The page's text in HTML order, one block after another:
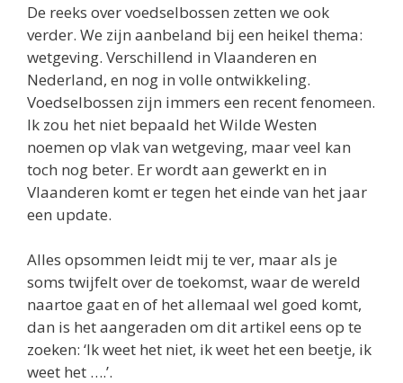
De reeks over voedselbossen zetten we ook
verder. We zijn aanbeland bij een heikel thema:
wetgeving. Verschillend in Vlaanderen en
Nederland, en nog in volle ontwikkeling.
Voedselbossen zijn immers een recent fenomeen.
Ik zou het niet bepaald het Wilde Westen
noemen op vlak van wetgeving, maar veel kan
toch nog beter. Er wordt aan gewerkt en in
Vlaanderen komt er tegen het einde van het jaar
een update.
Alles opsommen leidt mij te ver, maar als je
soms twijfelt over de toekomst, waar de wereld
naartoe gaat en of het allemaal wel goed komt,
dan is het aangeraden om dit artikel eens op te
zoeken: ‘Ik weet het niet, ik weet het een beetje, ik
weet het ….’.